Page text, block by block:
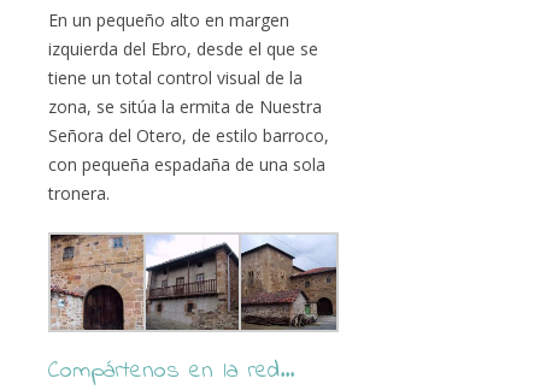
En un pequeño alto en margen
izquierda del Ebro, desde el que se
tiene un total control visual de la
zona, se sitúa la ermita de Nuestra
Señora del Otero, de estilo barroco,
con pequeña espadaña de una sola
tronera.
Compártenos en la red...